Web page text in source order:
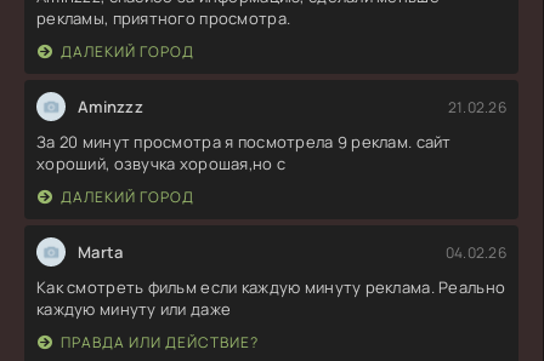
рекламы, приятного просмотра.
ДАЛЕКИЙ ГОРОД
Aminzzz 21.02.26
За 20 минут просмотра я посмотрела 9 реклам. сайт
хороший, озвучка хорошая,но с
ДАЛЕКИЙ ГОРОД
Marta 04.02.26
Как смотреть фильм если каждую минуту реклама. Реально
каждую минуту или даже
ПРАВДА ИЛИ ДЕЙСТВИЕ?